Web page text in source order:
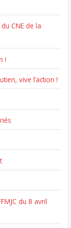
CNE de la
!
vive l’action !
du 8 avril